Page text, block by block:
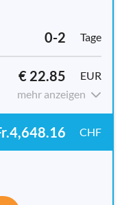
0-2 Tage
€ 22.85
EUR
mehr anzeigen
CHF